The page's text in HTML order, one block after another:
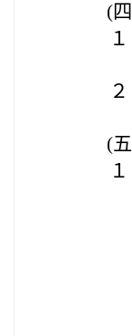
(
１
２
(
１